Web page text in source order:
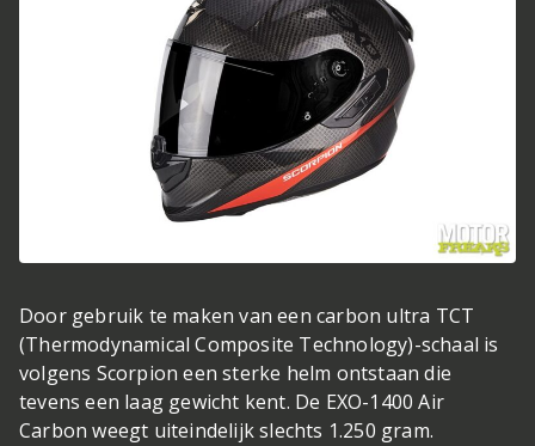
Door gebruik te maken van een carbon ultra TCT
(Thermodynamical Composite Technology)-schaal is
volgens Scorpion een sterke helm ontstaan die
tevens een laag gewicht kent. De EXO-1400 Air
Carbon weegt uiteindelijk slechts 1.250 gram.